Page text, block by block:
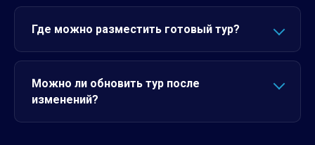
Где можно разместить готовый тур?
Можно ли обновить тур после
изменений?